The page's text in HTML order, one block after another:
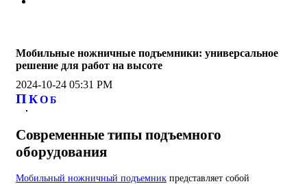
Мобильные ножничные подъемники: универсальное
решение для работ на высоте
2024-10-24 05:31 PM
ПКО Б
Современные типы подъемного
оборудования
Мобильный ножничный подъемник представляет собой